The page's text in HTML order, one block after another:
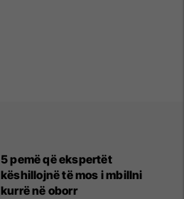
5 pemë që ekspertët
këshillojnë të mos i mbillni
kurrë në oborr